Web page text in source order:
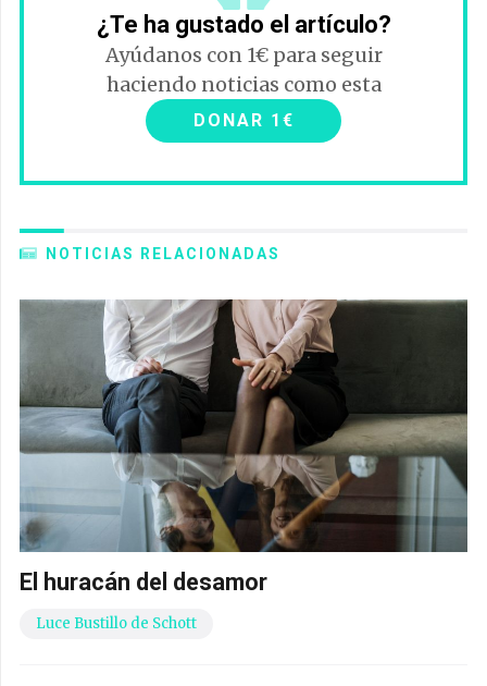
¿Te ha gustado el artículo?
Ayúdanos con 1€ para seguir
haciendo noticias como esta
DONAR 1€
NOTICIAS RELACIONADAS
El huracán del desamor
Luce Bustillo de Schott